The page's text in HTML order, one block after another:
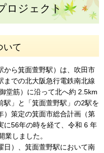
ロジェクト
いて
ら箕面萱野駅）は、吹田市
までの北大阪急行電鉄南北線
堂筋）に沿って北へ約 2.5km
駅」と「箕面萱野駅」の2駅を
）策定の箕面市総合計画（第
に56年の時を経て、令和 6 年
業しました。
）、箕面萱野駅において南